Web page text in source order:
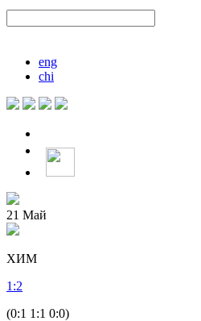
eng
chi
21 Май
ХИМ
1 :2
(0:1 1:1 0:0)